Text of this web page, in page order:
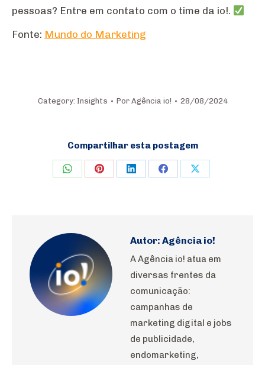
pessoas? Entre em contato com o time da io!.
Fonte: Mundo do Marketing
Category: Insights Por Agência io! 28/08/2024
Compartilhar esta postagem
Share Share Share Share Share
Autor: Agência io!
A Agência io! atua em
diversas frentes da
comunicação:
campanhas de
marketing digital e jobs
de publicidade,
endomarketing,